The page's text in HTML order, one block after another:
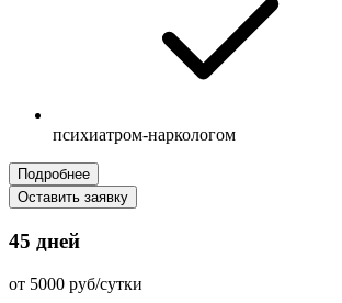
психиатром-наркологом
Подробнее
Оставить заявку
45 дней
от 5000 руб/сутки